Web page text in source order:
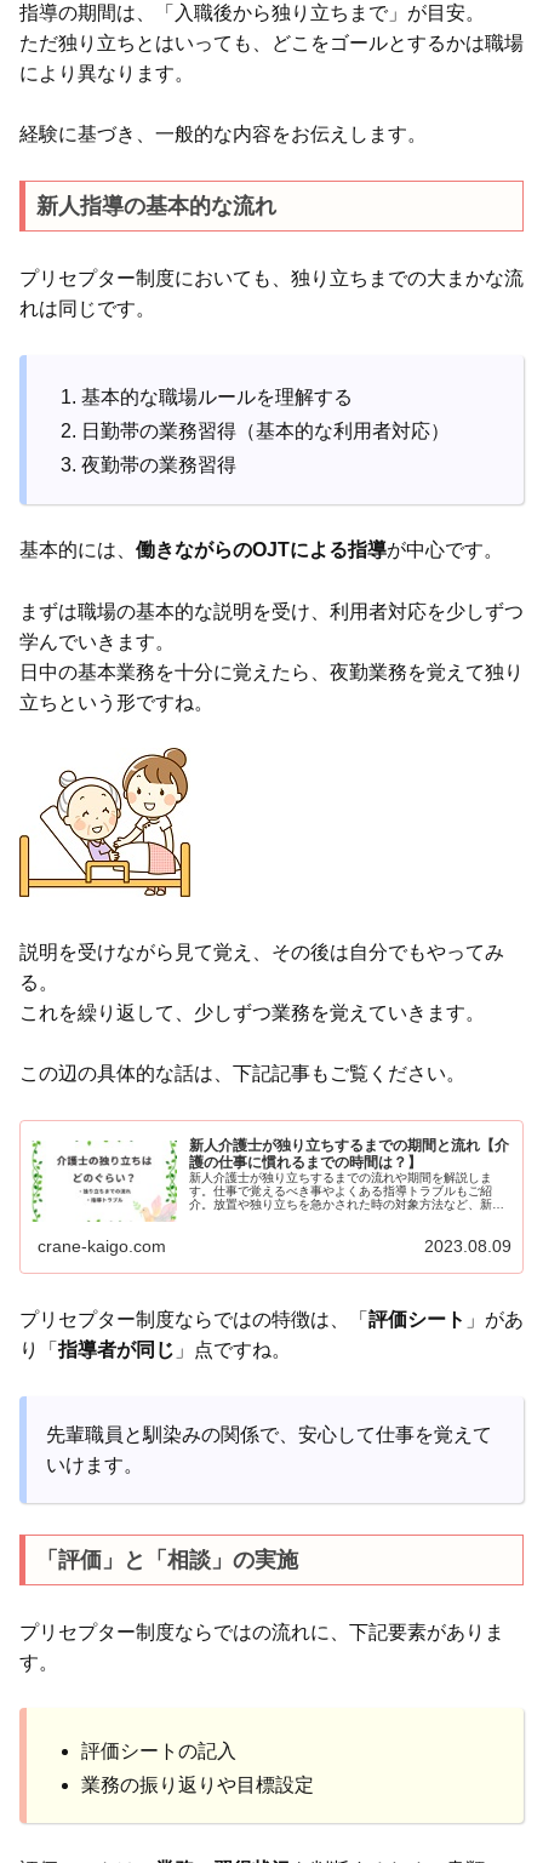
指導の期間は、「入職後から独り立ちまで」が目安。
ただ独り立ちとはいっても、どこをゴールとするかは職場
により異なります。
経験に基づき、一般的な内容をお伝えします。
新人指導の基本的な流れ
プリセプター制度においても、独り立ちまでの大まかな流
れは同じです。
基本的な職場ルールを理解する
日勤帯の業務習得（基本的な利用者対応）
夜勤帯の業務習得
基本的には、 働きながらのOJTによる指導が中心です。
まずは職場の基本的な説明を受け、利用者対応を少しずつ
学んでいきます。
日中の基本業務を十分に覚えたら、夜勤業務を覚えて独り
立ちという形ですね。
説明を受けながら見て覚え、その後は自分でもやってみ
る。
これを繰り返して、少しずつ業務を覚えていきます。
この辺の具体的な話は、下記記事もご覧ください。
新人介護士が独り立ちするまでの期間と流れ【介
護の仕事に慣れるまでの時間は？】
新人介護士が独り立ちするまでの流れや期間を解説しま
す。仕事で覚えるべき事やよくある指導トラブルもご紹
介。放置や独り立ちを急かされた時の対象方法など、新人
crane-kaigo.com 2023.08.09
プリセプター制度ならではの特徴は、「 評価シート 」があ
り「 指導者が同じ 」点ですね。
先輩職員と馴染みの関係で、安心して仕事を覚えて
いけます。
「評価」と「相談」の実施
プリセプター制度ならではの流れに、下記要素がありま
す。
評価シートの記入
業務の振り返りや目標設定